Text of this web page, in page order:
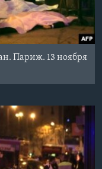
Париж. 13 ноября